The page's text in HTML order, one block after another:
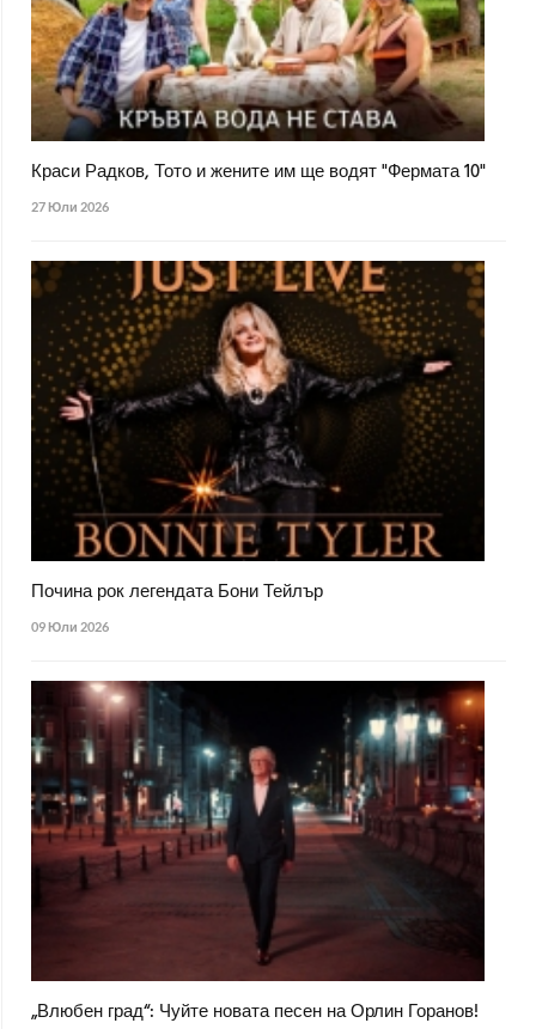
Краси Радков, Тото и жените им ще водят "Фермата 10"
27 Юли 2026
Почина рок легендата Бони Тейлър
09 Юли 2026
„Влюбен град“: Чуйте новата песен на Орлин Горанов!